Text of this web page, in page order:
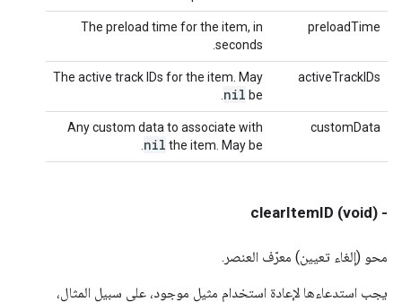
preloadTime
The preload time for the item, in
seconds.
activeTrackIDs
The active track IDs for the item. May
be
nil
customData
Any custom data to associate with
the item. May be
nil
- (void) clearItemID
محو (إلغاء تعيين) معرّف العنصر.
يجب استدعاءها لإعادة استخدام مثيل موجود، على سبيل المثال،